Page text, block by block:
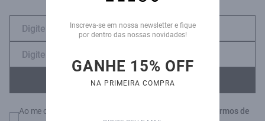
Inscreva-se em nossa newsletter e fique
por dentro das nossas novidades!
GANHE 15% OFF
NA PRIMEIRA COMPRA
ENVIAR
Ao me cadastrar, declaro que estou de acordo com os
termos de